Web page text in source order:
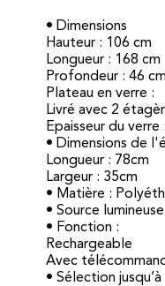
• Dimensions
Hauteur : 106 cm
Longueur : 168 cm
Profondeur : 46 cm
Plateau en verre :
Livré avec 2
Epaisseur du verre
• Dimensions de
Longueur : 78cm
Largeur : 35cm
• Matière :
• Source
• Fonction :
Rechargeable
Avec
• Sélection jusqu’à